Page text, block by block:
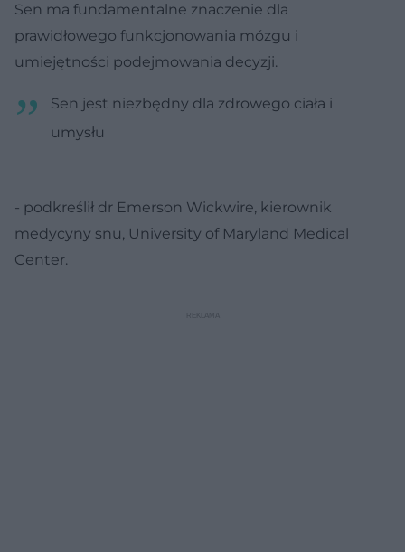
Sen ma fundamentalne znaczenie dla
prawidłowego funkcjonowania mózgu i
umiejętności podejmowania decyzji.
Sen jest niezbędny dla zdrowego ciała i
umysłu
- podkreślił dr Emerson Wickwire, kierownik
medycyny snu, University of Maryland Medical
Center.